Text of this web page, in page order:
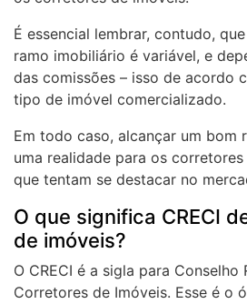
É essencial lembrar, contudo,
ramo imobiliário é variável, e
das comissões – isso de acordo
tipo de imóvel comercializado.
Em todo caso, alcançar um bom
uma realidade para os
que tentam se destacar no
O que significa CRECI
de imóveis?
O CRECI é a sigla para Conselho
Corretores de Imóveis. Esse é o